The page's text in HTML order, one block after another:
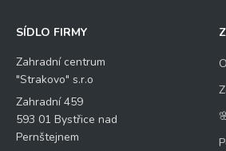
SÍDLO FIRMY
Zahradní centrum
"Strakovo" s.r.o
Zahradní 459
593 01 Bystřice nad
Pernštejnem